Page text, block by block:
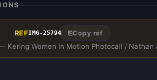
REFIMG-25794 ⎘Copy ref
Kering Women In Motion Photocall / Nathan